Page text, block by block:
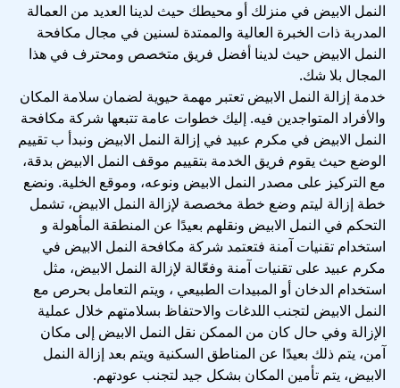
النمل الابيض في منزلك أو محيطك حيث لدينا العديد من العمالة
المدربة ذات الخبرة العالية والممتدة لسنين في مجال مكافحة
النمل الابيض حيث لدينا أفضل فريق متخصص ومحترف في هذا
المجال بلا شك.
خدمة إزالة النمل الابيض تعتبر مهمة حيوية لضمان سلامة المكان
والأفراد المتواجدين فيه. إليك خطوات عامة تتبعها شركة مكافحة
النمل الابيض في مكرم عبيد في إزالة النمل الابيض ونبدأ ب تقييم
الوضع حيث يقوم فريق الخدمة بتقييم موقف النمل الابيض بدقة،
مع التركيز على مصدر النمل الابيض ونوعه، وموقع الخلية. ونضع
خطة إزالة ليتم وضع خطة مخصصة لإزالة النمل الابيض، تشمل
التحكم في النمل الابيض ونقلهم بعيدًا عن المنطقة المأهولة و
استخدام تقنيات آمنة فتعتمد شركة مكافحة النمل الابيض في
مكرم عبيد على تقنيات آمنة وفعّالة لإزالة النمل الابيض، مثل
استخدام الدخان أو المبيدات الطبيعي ، ويتم التعامل بحرص مع
النمل الابيض لتجنب اللدغات والاحتفاظ بسلامتهم خلال عملية
الإزالة وفي حال كان من الممكن نقل النمل الابيض إلى مكان
آمن، يتم ذلك بعيدًا عن المناطق السكنية ويتم بعد إزالة النمل
الابيض، يتم تأمين المكان بشكل جيد لتجنب عودتهم.